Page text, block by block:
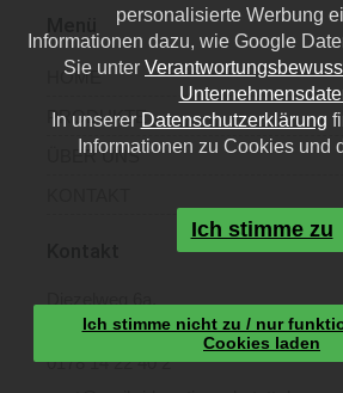
HOME
PRODUKTE
ÜBER UNS
Diezelweg 6a,
40468 Düsseldorf
0178 14 22 40 2
personalisierte Werbung
Informationen dazu, wie Google
Sie unter
In unserer Datenschutzerklärung
Informationen zu Cookies und
Ich stimme zu
Ich stimme nicht zu / nur
Cookies laden